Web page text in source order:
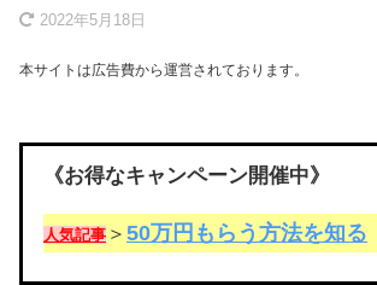
2022年5月18日
本サイトは広告費から運営されております。
《お得なキャンペーン開催中》
人気記事 ＞ 50万円もらう方法を知る